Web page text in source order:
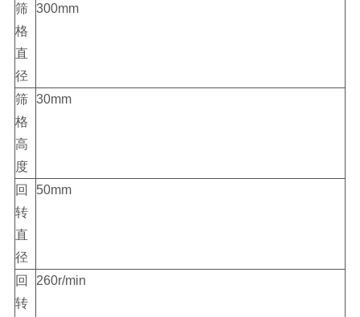
筛
格
直
径
300mm
筛
格
高
度
30mm
回
转
直
径
50mm
回
转
260r/min